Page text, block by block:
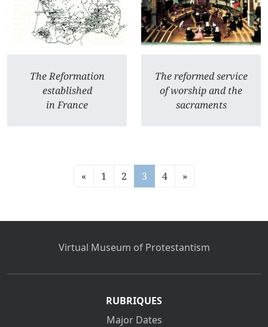
The Reformation
established
in France
The reformed service
of worship and the
sacraments
« 1 2 3 4 »
Virtual Museum of Protestantism
RUBRIQUES
Major Dates